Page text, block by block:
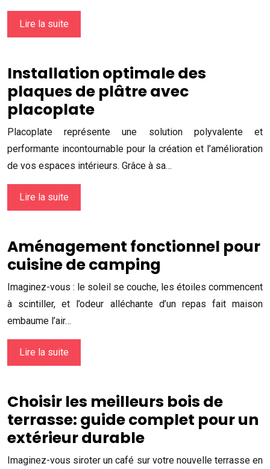
Lire la suite
Installation optimale des
plaques de plâtre avec
placoplate
Placoplate représente une solution polyvalente et
performante incontournable pour la création et l’amélioration
de vos espaces intérieurs. Grâce à sa…
Lire la suite
Aménagement fonctionnel pour
cuisine de camping
Imaginez-vous : le soleil se couche, les étoiles commencent
à scintiller, et l’odeur alléchante d’un repas fait maison
embaume l’air…
Lire la suite
Choisir les meilleurs bois de
terrasse: guide complet pour un
extérieur durable
Imaginez-vous siroter un café sur votre nouvelle terrasse en